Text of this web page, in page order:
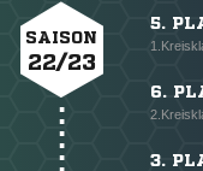
SAISON
22/23
5.
6.
3.